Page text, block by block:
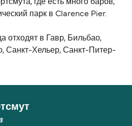
где есть много баров,
парк в Clarence Pier.
отходят в Гавр, Бильбао,
Санкт-Хельер, Санкт-Питер-